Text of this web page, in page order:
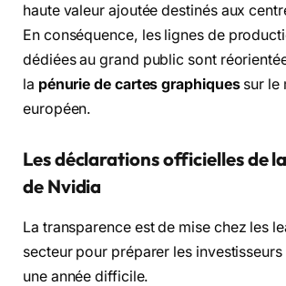
haute valeur ajoutée destinés aux
En conséquence, les lignes de
dédiées au grand public sont
la pénurie de cartes graphiquessur le
européen.
Les déclarations officielles de
de Nvidia
La transparence est de mise chez les
secteur pour préparer les investisseurs
une année difficile.